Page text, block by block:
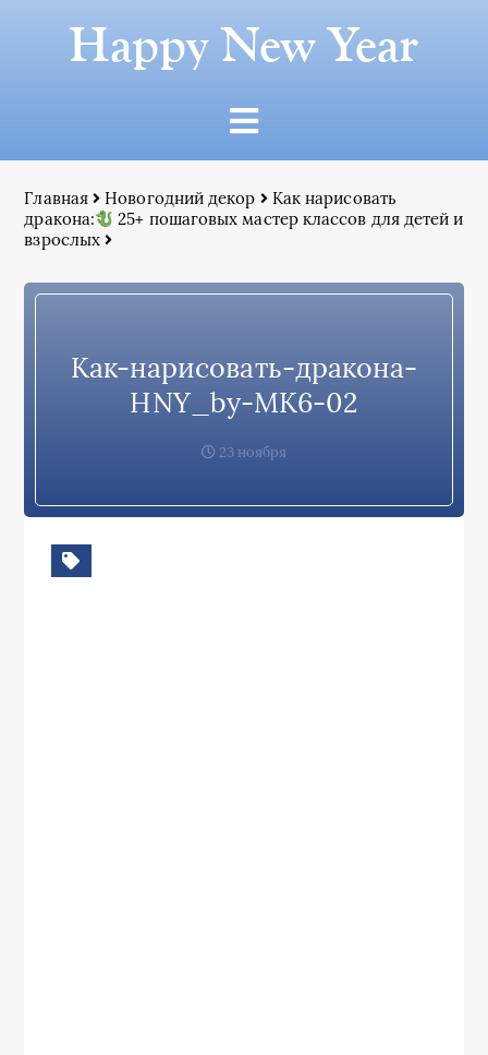
Happy New Year
Главная Новогодний декор
Как нарисовать
дракона:
25+ пошаговых мастер классов для детей и
взрослых
Как-нарисовать-дракона-
HNY_by-МК6-02
23 ноября